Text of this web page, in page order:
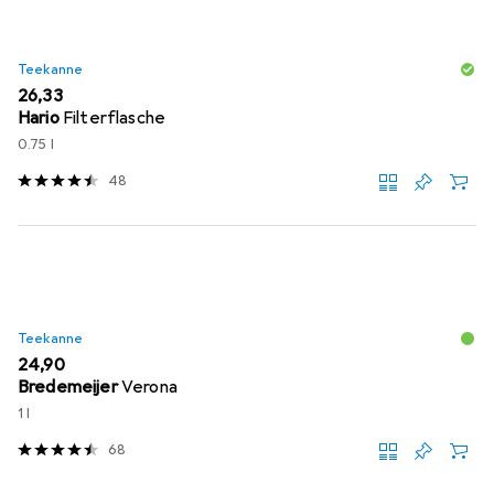
Teekanne
EUR
26,33
Hario Filterflasche
0.75 l
48
Teekanne
EUR
24,90
BredemeijerVerona
1 l
68